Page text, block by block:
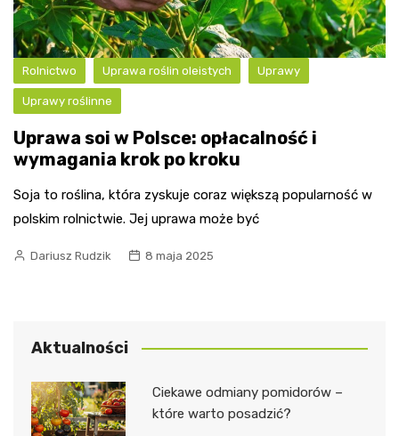
Rolnictwo Uprawa roślin oleistych Uprawy
Uprawy roślinne
Uprawa soi w Polsce: opłacalność i
wymagania krok po kroku
Soja to roślina, która zyskuje coraz większą popularność w
polskim rolnictwie. Jej uprawa może być
Dariusz Rudzik 8 maja 2025
Aktualności
Ciekawe odmiany pomidorów –
które warto posadzić?